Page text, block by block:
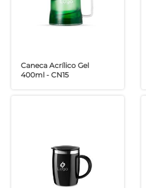
Caneca Acrílico Gel
400ml - CN15